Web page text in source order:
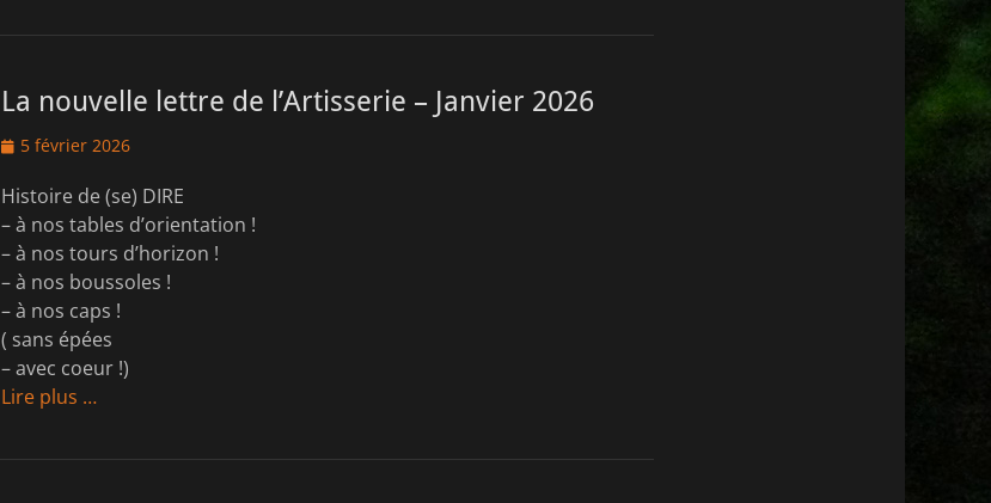
La nouvelle lettre de l’Artisserie – Janvier 2026
Posted
5 février 2026
Histoire de (se) DIRE
– à nos tables d’orientation !
– à nos tours d’horizon !
– à nos boussoles !
– à nos caps !
( sans épées
– avec coeur !)
Lire plus …